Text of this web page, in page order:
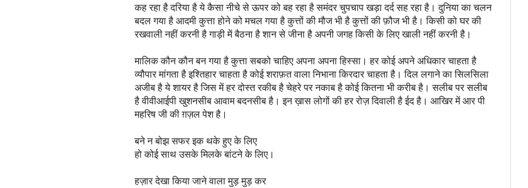
कह रहा है दरिया है ये कैसा नीचे से ऊपर को बह रहा है समंदर चुपचाप खड़ा दर्द सह रहा है। दुनिया का चलन
बदल गया है आदमी कुत्ता होने को मचल गया है कुत्तों की मौज भी है कुत्तों की फ़ौज भी है। किसी को घर की
रखवाली नहीं करनी है गाड़ी में बैठना है शान से जीना है अपनी जगह किसी के लिए खाली नहीं करनी है।
मालिक कौन कौन बन गया है कुत्ता सबको चाहिए अपना अपना हिस्सा। हर कोई अपने अधिकार चाहता है
व्यौपार मांगता है इश्तिहार चाहता है कोई शराफ़त वाला निभाना किरदार चाहता है। दिल लगाने का सिलसिला
अजीब है ये शायर है जिस में हर दोस्त रकीब है चेहरे पर नकाब है कोई कितना भी करीब है। सलीब पर सलीब
है वीवीआईपी खुशनसीब आवाम बदनसीब है। इन ख़ास लोगों की हर रोज़ दिवाली है ईद है। आखिर में आर पी
महरिष जी की ग़ज़ल पेश है।
बने न बोझ सफर इक थके हुए के लिए
हो कोई साथ उसके मिलके बांटने के लिए।
हज़ार देखा किया जाने वाला मुड़ मुड़ कर